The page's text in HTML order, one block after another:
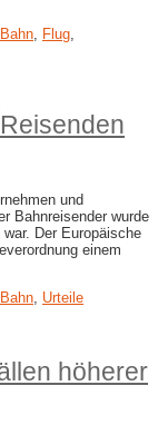
Bahn Flug
und
Bahnreisender wurde
Der Europäische
einem
Bahn, Urteile
höherer